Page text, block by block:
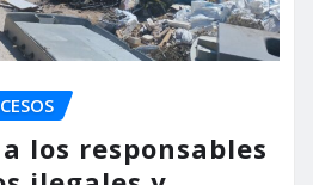
los responsables